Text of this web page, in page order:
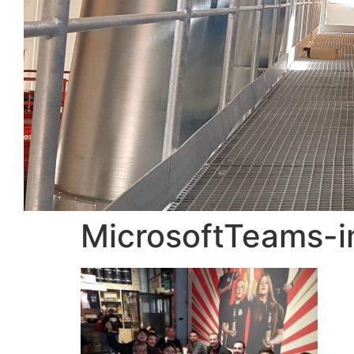
MicrosoftTeams-